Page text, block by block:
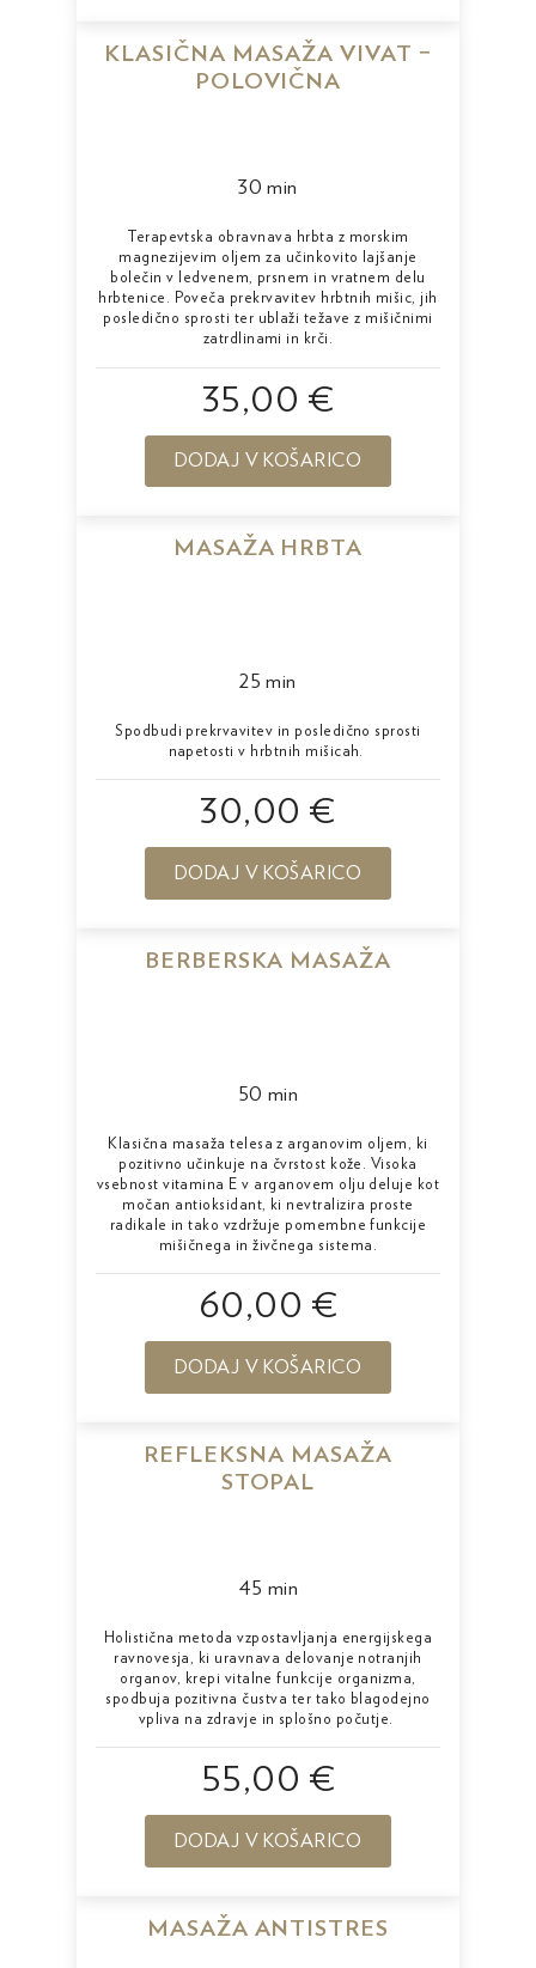
KLASIČNA MASAŽA VIVAT –
POLOVIČNA
30 min
Terapevtska obravnava hrbta z morskim
magnezijevim oljem za učinkovito lajšanje
bolečin v ledvenem, prsnem in vratnem delu
hrbtenice. Poveča prekrvavitev hrbtnih mišic, jih
posledično sprosti ter ublaži težave z mišičnimi
zatrdlinami in krči.
35,00 €
DODAJ V KOŠARICO
MASAŽA HRBTA
25 min
Spodbudi prekrvavitev in posledično sprosti
napetosti v hrbtnih mišicah.
30,00 €
DODAJ V KOŠARICO
BERBERSKA MASAŽA
50 min
Klasična masaža telesa z arganovim oljem, ki
pozitivno učinkuje na čvrstost kože. Visoka
vsebnost vitamina E v arganovem olju deluje kot
močan antioksidant, ki nevtralizira proste
radikale in tako vzdržuje pomembne funkcije
mišičnega in živčnega sistema.
60,00 €
DODAJ V KOŠARICO
REFLEKSNA MASAŽA
STOPAL
45 min
Holistična metoda vzpostavljanja energijskega
ravnovesja, ki uravnava delovanje notranjih
organov, krepi vitalne funkcije organizma,
spodbuja pozitivna čustva ter tako blagodejno
vpliva na zdravje in splošno počutje.
55,00 €
DODAJ V KOŠARICO
MASAŽA ANTISTRES